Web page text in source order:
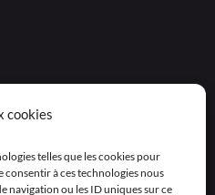
cookies
telles que les cookies pour
consentir à ces technologies nous
navigation ou les ID uniques sur ce